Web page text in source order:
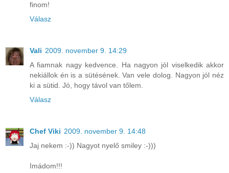
finom!
Válasz
Vali 2009. november 9. 14:29
A fiamnak nagy kedvence. Ha nagyon jól viselkedik akkor
nekiállok én is a sütésének. Van vele dolog. Nagyon jól néz
ki a sütid. Jó, hogy távol van tőlem.
Válasz
Chef Viki 2009. november 9. 14:48
Jaj nekem :-)) Nagyot nyelő smiley :-)))
Imádom!!!